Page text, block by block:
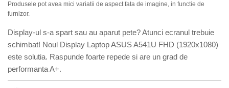
Produsele pot avea mici variatii de aspect fata de imagine, in functie de
furnizor.
Display-ul s-a spart sau au aparut pete? Atunci ecranul trebuie
schimbat! Noul Display Laptop ASUS A541U FHD (1920x1080)
este solutia. Raspunde foarte repede si are un grad de
performanta A+.